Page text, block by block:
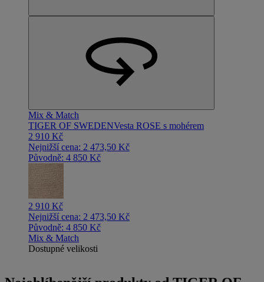
Mix & Match
TIGER OF SWEDENVesta ROSE s mohérem
2 910 Kč
Nejnižší cena: 2 473,50 Kč
Původně: 4 850 Kč
2 910 Kč
Nejnižší cena: 2 473,50 Kč
Původně: 4 850 Kč
Mix & Match
Dostupné velikosti